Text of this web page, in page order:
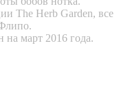
The Herb Garden, все
март 2016 года.